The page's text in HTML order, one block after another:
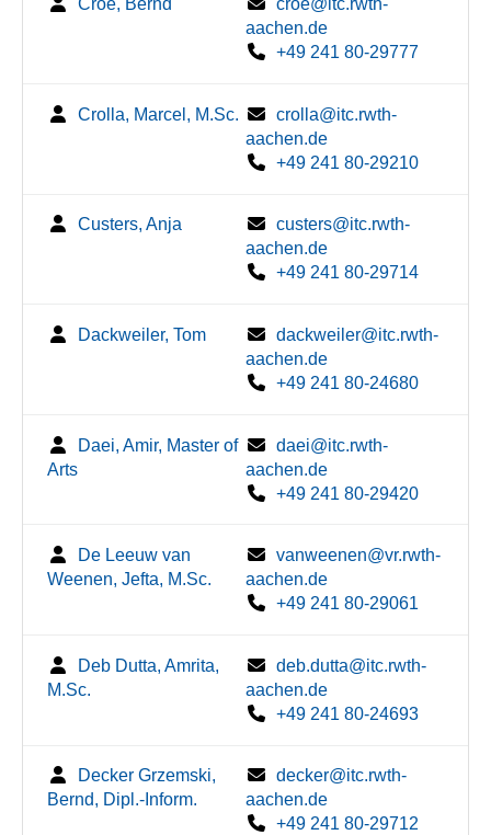
Croé, Bernd
croe@itc.rwth-
aachen.de
+49 241 80-29777
Crolla, Marcel, M.Sc.
crolla@itc.rwth-
aachen.de
+49 241 80-29210
Custers, Anja
custers@itc.rwth-
aachen.de
+49 241 80-29714
Dackweiler, Tom
dackweiler@itc.rwth-
aachen.de
+49 241 80-24680
Daei, Amir, Master of
Arts
daei@itc.rwth-
aachen.de
+49 241 80-29420
De Leeuw van
Weenen, Jefta, M.Sc.
vanweenen@vr.rwth-
aachen.de
+49 241 80-29061
Deb Dutta, Amrita,
M.Sc.
deb.dutta@itc.rwth-
aachen.de
+49 241 80-24693
Decker Grzemski,
Bernd, Dipl.-Inform.
decker@itc.rwth-
aachen.de
+49 241 80-29712